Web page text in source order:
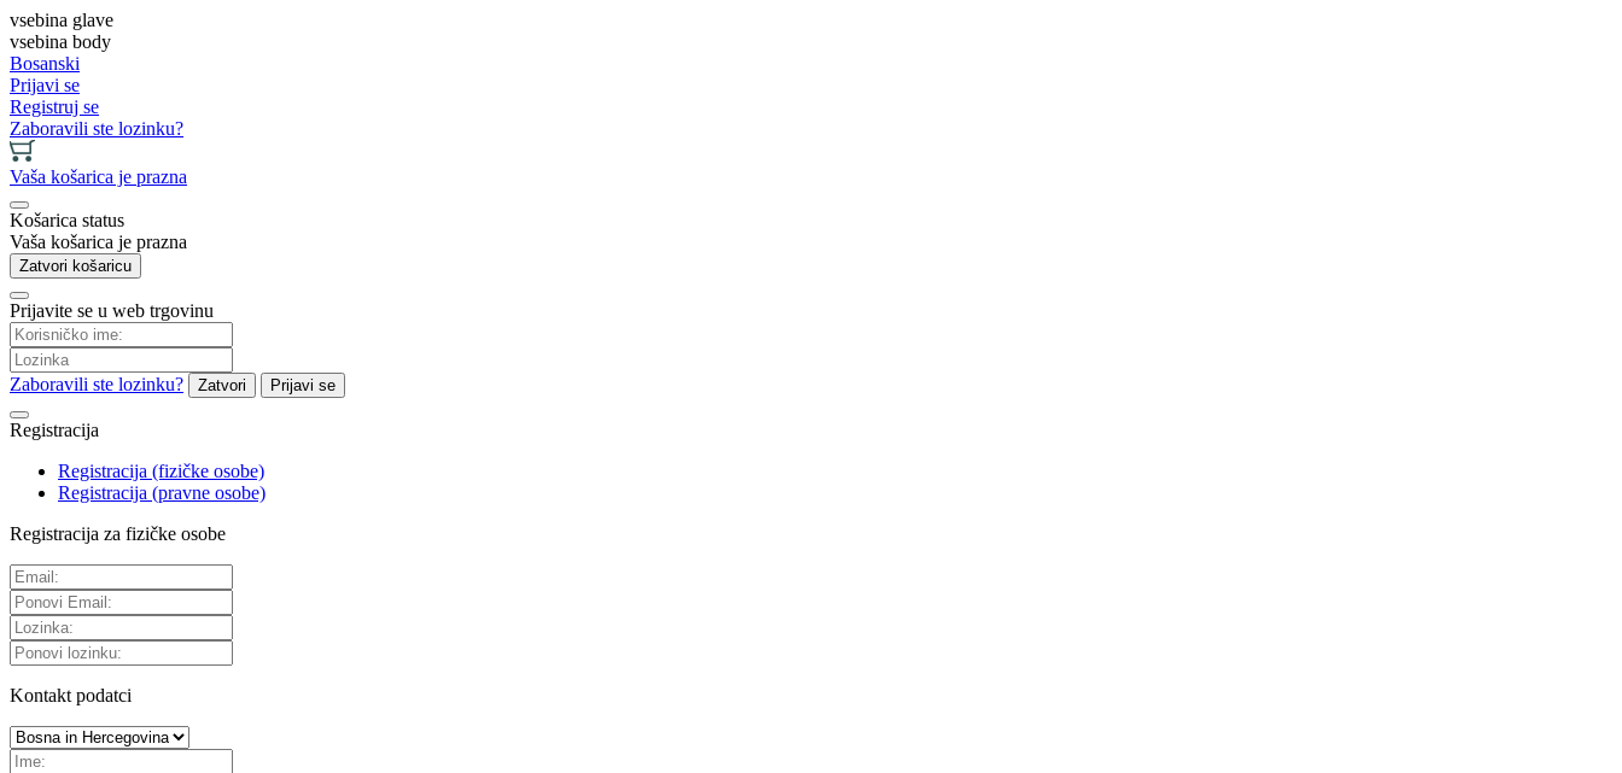
vsebina glave
vsebina body
Bosanski
Prijavi se
Registruj se
Zaboravili ste lozinku?
Vaša košarica je prazna
Košarica status
Vaša košarica je prazna
Zatvori košaricu
Prijavite se u web trgovinu
Zaboravili ste lozinku? Zatvori Prijavi se
Registracija
Registracija (fizičke osobe)
Registracija (pravne osobe)
Registracija za fizičke osobe
Kontakt podatci